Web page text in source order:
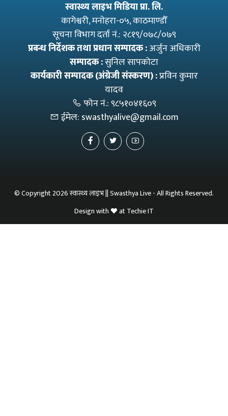
स्वास्थ्य लाइभ मिडिया प्रा. लि.
कागेश्वरी, मनाेहरा-०५, काठमाण्डौँ
सूचना विभाग दर्ता नं.: २८१९/०७८/०७९
प्रबन्ध निर्देशक तथा प्रधान सम्पादक :अर्जुन अधिकारी
सम्पादक :सुनिल सापकोटा
कार्यकारी सम्पादक (अंग्रेजी संस्करण) :प्रविन कुमार
यादव
फोन नं.:९८५१०४१६०९
ईमेल: swasthyalive@gmail.com
© Copyright 2026 स्वास्थ्य लाइभ || Swasthya Live - All Rights Reserved.
Design with
atTechie IT